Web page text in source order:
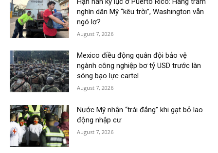
nghìn dân Mỹ “kêu trời”, Washington vẫn
ngó lơ?
August 7, 2026
Mexico điều động quân đội bảo vệ
ngành công nghiệp bơ tỷ USD trước làn
sóng bạo lực cartel
August 7, 2026
Nước Mỹ nhận “trái đắng” khi gạt bỏ lao
động nhập cư
August 7, 2026